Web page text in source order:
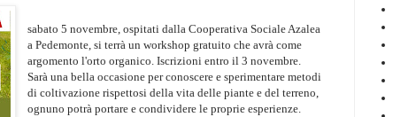
sabato 5 novembre, ospitati dalla Cooperativa Sociale Azalea
a Pedemonte, si terrà un workshop gratuito che avrà come
argomento l'orto organico. Iscrizioni entro il 3 novembre.
Sarà una bella occasione per conoscere e sperimentare metodi
di coltivazione rispettosi della vita delle piante e del terreno,
ognuno potrà portare e condividere le proprie esperienze.